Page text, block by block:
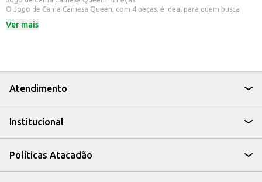
O Jogo de Cama Camesa Queen, com 4 peças, é ideal para quem busca
doméstico, ele oferece uma solução completa para a sua cama.
Renove a decoração do seu quarto de forma simples.
Uma ótima opção para presentear.
Com o Jogo de Cama Camesa Queen, você garante um ambiente mais
Ver mais
Atendimento
Institucional
Políticas Atacadão